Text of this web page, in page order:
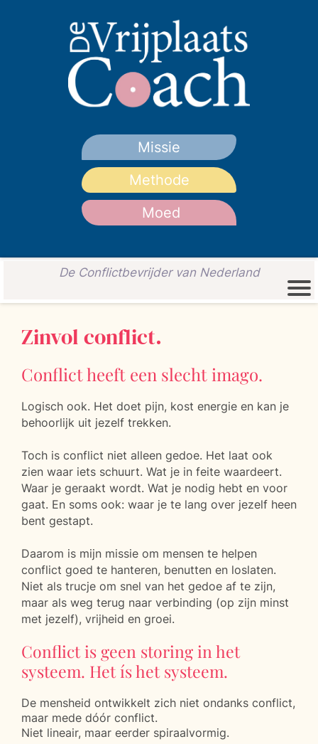
Missie
Methode
Moed
De Conflictbevrijder van Nederland
Zinvol conflict.
Conflict heeft een slecht imago.
Logisch ook. Het doet pijn, kost energie en kan je
behoorlijk uit jezelf trekken.
Toch is conflict niet alleen gedoe. Het laat ook
zien waar iets schuurt. Wat je in feite waardeert.
Waar je geraakt wordt. Wat je nodig hebt en voor
gaat. En soms ook: waar je te lang over jezelf heen
bent gestapt.
Daarom is mijn missie om mensen te helpen
conflict goed te hanteren, benutten en loslaten.
Niet als trucje om snel van het gedoe af te zijn,
maar als weg terug naar verbinding (op zijn minst
met jezelf), vrijheid en groei.
Conflict is geen storing in het
systeem. Het ís het systeem.
De mensheid ontwikkelt zich niet ondanks conflict,
maar mede dóór conflict.
Niet lineair, maar eerder spiraalvormig.